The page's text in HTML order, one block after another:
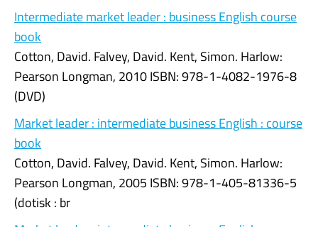
Intermediate market leader : business English course
book
Cotton, David. Falvey, David. Kent, Simon. Harlow:
Pearson Longman, 2010 ISBN: 978-1-4082-1976-8
(DVD)
Market leader : intermediate business English : course
book
Cotton, David. Falvey, David. Kent, Simon. Harlow:
Pearson Longman, 2005 ISBN: 978-1-405-81336-5
(dotisk : br